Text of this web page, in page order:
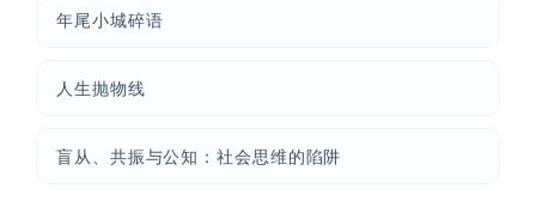
年尾小城碎语
人生抛物线
盲从、共振与公知：社会思维的陷阱